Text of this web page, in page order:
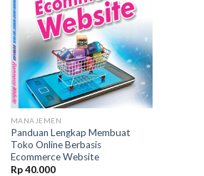
wishlist
MANAJEMEN
Panduan Lengkap Membuat
Toko Online Berbasis
Ecommerce Website
Rp40.000